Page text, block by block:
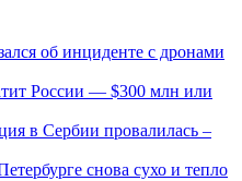
об инциденте с дронами
России — $300 млн или
в Сербии провалилась –
снова сухо и тепло